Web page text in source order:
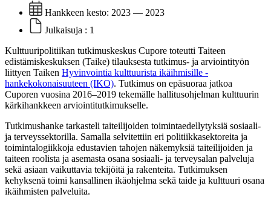
Hankkeen kesto: 2023 — 2023
Julkaisuja : 1
Kulttuuripolitiikan tutkimuskeskus Cupore toteutti Taiteen
edistämiskeskuksen (Taike) tilauksesta tutkimus- ja arviointityön
liittyen Taiken Hyvinvointia kulttuurista ikäihmisille -
hankekokonaisuuteen (IKO). Tutkimus on epäsuoraa jatkoa
Cuporen vuosina 2016–2019 tekemälle hallitusohjelman kulttuurin
kärkihankkeen arviointitutkimukselle.
Tutkimushanke tarkasteli taiteilijoiden toimintaedellytyksiä sosiaali-
ja terveyssektorilla. Samalla selvitettiin eri politiikkasektoreita ja
toimintalogiikkoja edustavien tahojen näkemyksiä taiteilijoiden ja
taiteen roolista ja asemasta osana sosiaali- ja terveysalan palveluja
sekä asiaan vaikuttavia tekijöitä ja rakenteita. Tutkimuksen
kehyksenä toimi kansallinen ikäohjelma sekä taide ja kulttuuri osana
ikäihmisten palveluita.